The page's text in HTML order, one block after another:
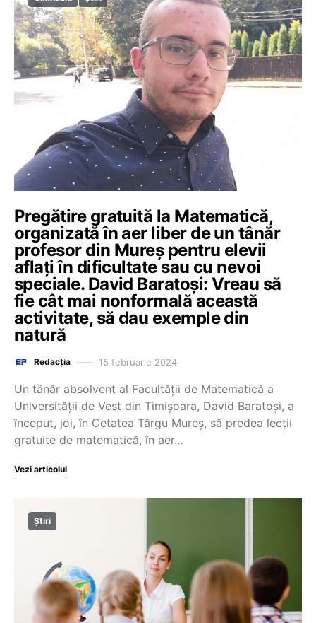
Pregătire gratuită la Matematică,
organizată în aer liber de un tânăr
profesor din Mureș pentru elevii
aflați în dificultate sau cu nevoi
speciale. David Baratoși: Vreau să
fie cât mai nonformală această
activitate, să dau exemple din
natură
Redacția 15 februarie 2024
Un tânăr absolvent al Facultăţii de Matematică a
Universităţii de Vest din Timişoara, David Baratoşi, a
început, joi, în Cetatea Târgu Mureş, să predea lecţii
gratuite de matematică, în aer…
Vezi articolul
Știri